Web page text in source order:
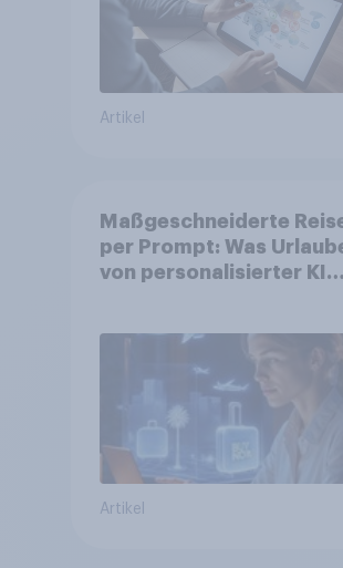
Artikel
Maßgeschneiderte
per Prompt: Was
von personalisierter KI
bereits genutzt werden
Artikel